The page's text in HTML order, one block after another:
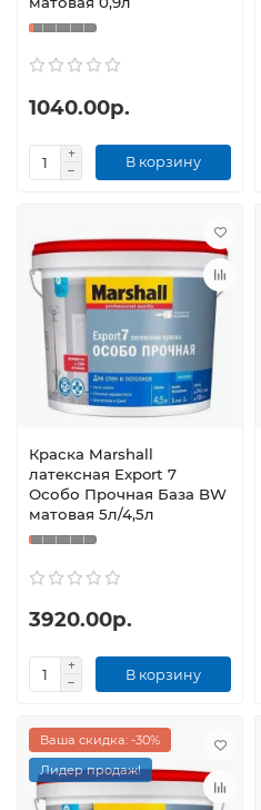
1040.00р.
В корзину
Краска Marshall
латексная Export 7
Особо Прочная База BW
матовая 5л/4,5л
3920.00р.
В корзину
Ваша скидка: -30%
Лидер продаж!